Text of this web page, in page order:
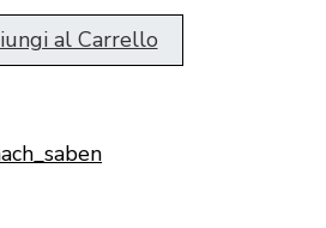
al Carrello